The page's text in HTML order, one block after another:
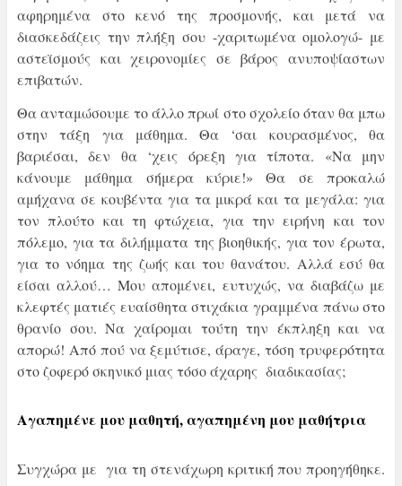
αφηρημένα στο κενό της προσμονής, και μετά να
διασκεδάζεις την πλήξη σου -χαριτωμένα ομολογώ- με
αστεϊσμούς και χειρονομίες σε βάρος ανυποψίαστων
επιβατών.
Θα ανταμώσουμε το άλλο πρωί στο σχολείο όταν θα μπω
στην τάξη για μάθημα. Θα ‘σαι κουρασμένος, θα
βαριέσαι, δεν θα ‘χεις όρεξη για τίποτα. «Να μην
κάνουμε μάθημα σήμερα κύριε!» Θα σε προκαλώ
αμήχανα σε κουβέντα για τα μικρά και τα μεγάλα: για
τον πλούτο και τη φτώχεια, για την ειρήνη και τον
πόλεμο, για τα διλήμματα της βιοηθικής, για τον έρωτα,
για το νόημα της ζωής και του θανάτου. Αλλά εσύ θα
είσαι αλλού… Μου απομένει, ευτυχώς, να διαβάζω με
κλεφτές ματιές ευαίσθητα στιχάκια γραμμένα πάνω στο
θρανίο σου. Να χαίρομαι τούτη την έκπληξη και να
απορώ! Από πού να ξεμύτισε, άραγε, τόση τρυφερότητα
στο ζοφερό σκηνικό μιας τόσο άχαρης διαδικασίας;
Αγαπημένε μου μαθητή, αγαπημένη μου μαθήτρια
Συγχώρα με για τη στενάχωρη κριτική που προηγήθηκε.